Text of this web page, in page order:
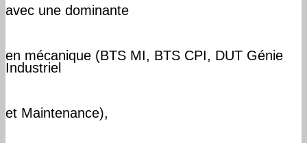
avec une dominante
en mécanique (BTS MI, BTS CPI, DUT Génie
Industriel
et Maintenance),